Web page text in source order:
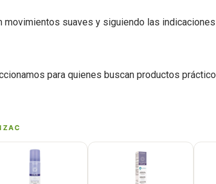
movimientos suaves y siguiendo las
para quienes buscan productos